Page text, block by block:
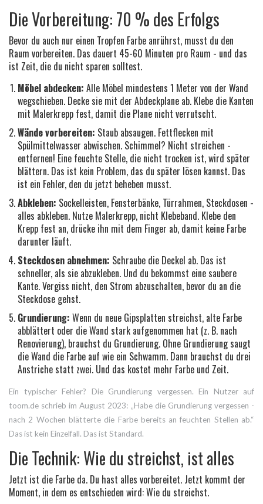
Die Vorbereitung: 70 % des Erfolgs
Bevor du auch nur einen Tropfen Farbe anrührst, musst du den
Raum vorbereiten. Das dauert 45-60 Minuten pro Raum - und das
ist Zeit, die du nicht sparen solltest.
Möbel abdecken: Alle Möbel mindestens 1 Meter von der Wand
wegschieben. Decke sie mit der Abdeckplane ab. Klebe die Kanten
mit Malerkrepp fest, damit die Plane nicht verrutscht.
Wände vorbereiten: Staub absaugen. Fettflecken mit
Spülmittelwasser abwischen. Schimmel? Nicht streichen -
entfernen! Eine feuchte Stelle, die nicht trocken ist, wird später
blättern. Das ist kein Problem, das du später lösen kannst. Das
ist ein Fehler, den du jetzt beheben musst.
Abkleben: Sockelleisten, Fensterbänke, Türrahmen, Steckdosen -
alles abkleben. Nutze Malerkrepp, nicht Klebeband. Klebe den
Krepp fest an, drücke ihn mit dem Finger ab, damit keine Farbe
darunter läuft.
Steckdosen abnehmen: Schraube die Deckel ab. Das ist
schneller, als sie abzukleben. Und du bekommst eine saubere
Kante. Vergiss nicht, den Strom abzuschalten, bevor du an die
Steckdose gehst.
Grundierung: Wenn du neue Gipsplatten streichst, alte Farbe
abblättert oder die Wand stark aufgenommen hat (z. B. nach
Renovierung), brauchst du Grundierung. Ohne Grundierung saugt
die Wand die Farbe auf wie ein Schwamm. Dann brauchst du drei
Anstriche statt zwei. Und das kostet mehr Farbe und Zeit.
Ein typischer Fehler? Die Grundierung vergessen. Ein Nutzer auf
toom.de schrieb im August 2023: „Habe die Grundierung vergessen -
nach 2 Wochen blätterte die Farbe bereits an feuchten Stellen ab.“
Das ist kein Einzelfall. Das ist Standard.
Die Technik: Wie du streichst, ist alles
Jetzt ist die Farbe da. Du hast alles vorbereitet. Jetzt kommt der
Moment, in dem es entschieden wird: Wie du streichst.